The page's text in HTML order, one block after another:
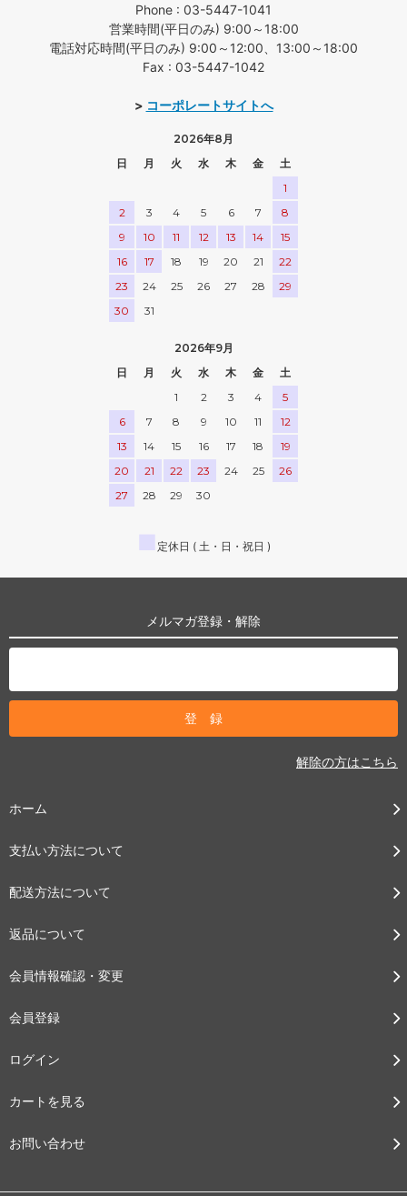
Phone : 03-5447-1041
営業時間(平日のみ) 9:00～18:00
電話対応時間(平日のみ) 9:00～12:00、13:00～18:00
Fax : 03-5447-1042
> コーポレートサイトへ
2026年8月
日
月 火 水 木 金
土
1
2
3 4 5 6 7
8
9
10 11 12 13 14
15
16
17 18 19 20 21
22
23
24 25 26 27 28
29
30
31
2026年9月
日
月 火 水 木 金
土
1
2 3 4
5
6
7 8 9 10 11
12
13
14 15 16 17 18
19
20
21 22 23 24 25
26
27
28 29 30
■ 定休日 ( 土・日・祝日 )
メルマガ登録・解除
解除の方はこちら
ホーム
支払い方法について
配送方法について
返品について
会員情報確認・変更
会員登録
ログイン
カートを見る
お問い合わせ